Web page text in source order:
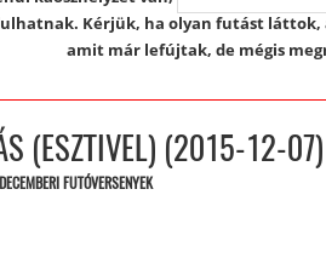
Kérjük, ha olyan futást
amit már lefújtak, de mégis
(ESZTIVEL) (2015-12-07)
FUTÓVERSENYEK